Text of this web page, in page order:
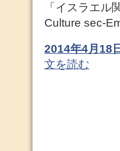
「イスラエ
Culture sec-
2014年4月18
文を読む